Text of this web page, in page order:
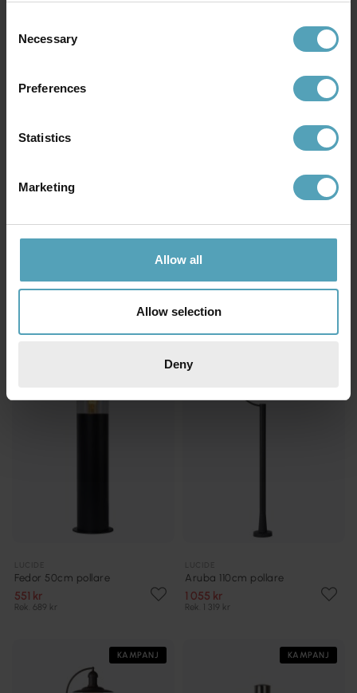
Selection
Necessary
Preferences
Statistics
Marketing
Allow all
Allow selection
Deny
1 191 kr
Rek. 1 489 kr
Dingo-LED 70cm pollare
711 kr
Rek. 889 kr
Fedor 50cm pollare
551 kr
Rek. 689 kr
Aruba 110cm pollare
1 055 kr
Rek. 1 319 kr
KAMPANJ KAMPANJ